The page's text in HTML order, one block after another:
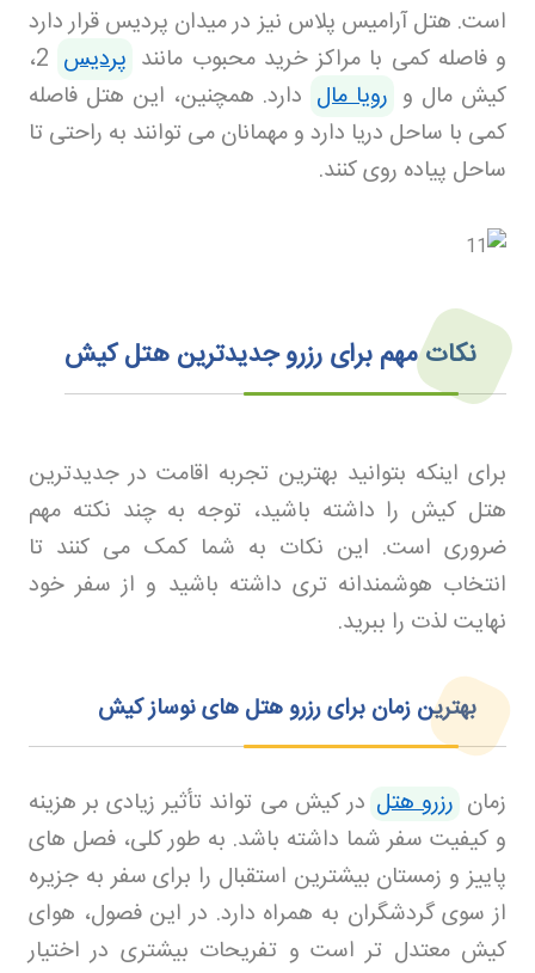
است. هتل آرامیس پلاس نیز در میدان پردیس قرار دارد
و فاصله کمی با مراکز خرید محبوب مانند پردیس
2،
کیش مال و رویا مال دارد. همچنین، این هتل فاصله
کمی با ساحل دریا دارد و مهمانان می‌ توانند به راحتی تا
ساحل پیاده‌ روی کنند.
نکات مهم برای رزرو جدیدترین هتل کیش
برای اینکه بتوانید بهترین تجربه اقامت در جدیدترین
هتل کیش را داشته باشید، توجه به چند نکته مهم
ضروری است. این نکات به شما کمک می‌ کنند تا
انتخاب هوشمندانه‌ تری داشته باشید و از سفر خود
نهایت لذت را ببرید.
بهترین زمان برای رزرو هتل‌ های نوساز کیش
زمان رزرو هتل در کیش می‌ تواند تأثیر زیادی بر هزینه
و کیفیت سفر شما داشته باشد. به طور کلی، فصل‌ های
پاییز و زمستان بیشترین استقبال را برای سفر به جزیره
از سوی گردشگران به همراه دارد. در این فصول، هوای
کیش معتدل‌ تر است و تفریحات بیشتری در اختیار